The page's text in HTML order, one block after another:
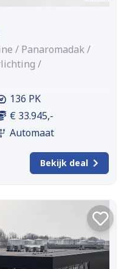
/ Panaromadak /
/
136 PK
€ 33.945,-
Automaat
Bekijk deal